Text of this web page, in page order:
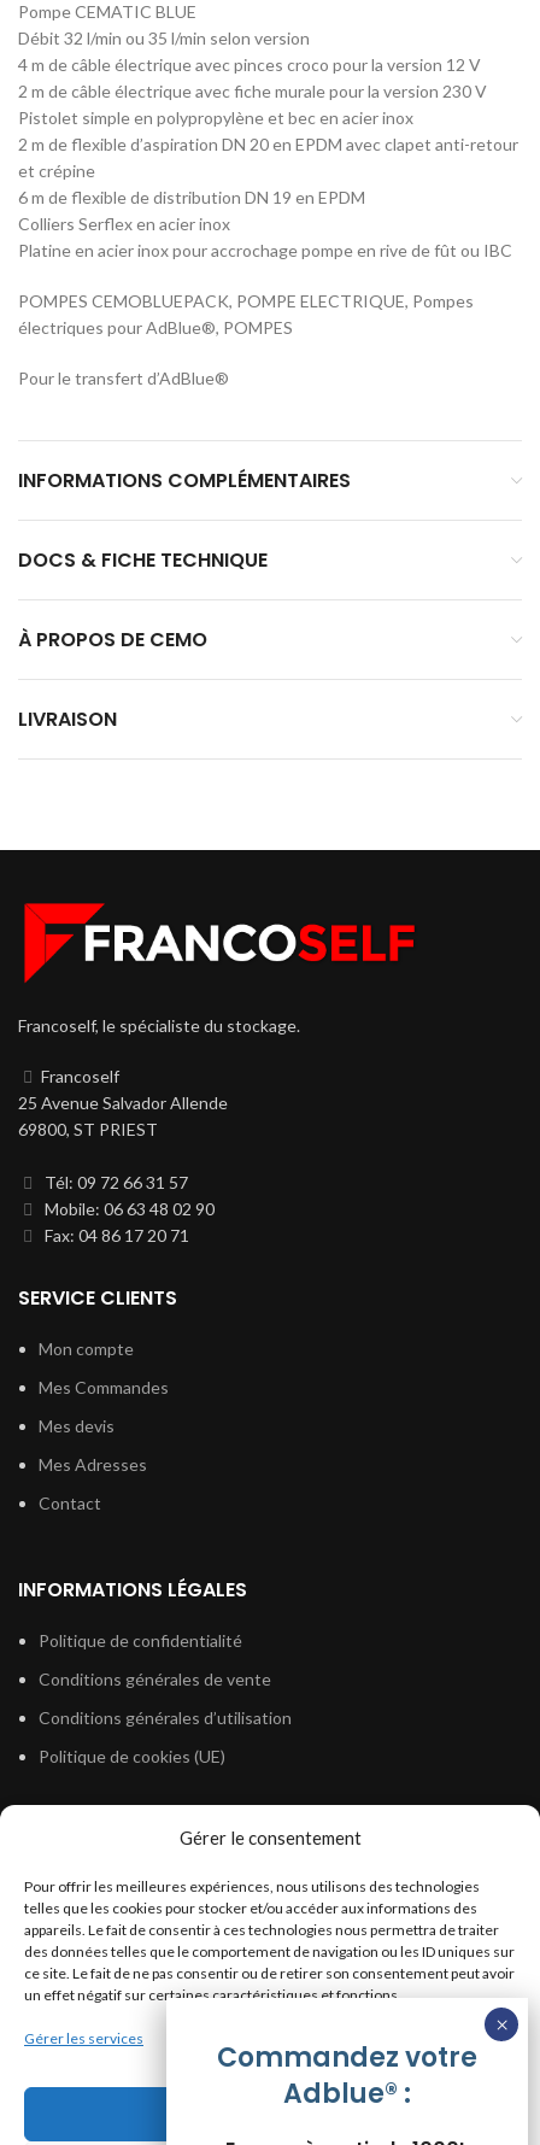
Gérer le consentement
Pour offrir les meilleures expériences, nous utilisons des technologies
telles que les cookies pour stocker et/ou accéder aux informations des
appareils. Le fait de consentir à ces technologies nous permettra de traiter
des données telles que le comportement de navigation ou les ID uniques sur
ce site. Le fait de ne pas consentir ou de retirer son consentement peut avoir
un effet négatif sur certaines caractéristiques et fonctions.
Gérer les services
Pompe CEMATIC BLUE
Débit 32 l/min ou 35 l/min selon version
4 m de câble électrique avec pinces croco pour la version 12 V
2 m de câble électrique avec fiche murale pour la version 230 V
Pistolet simple en polypropylène et bec en acier inox
2 m de flexible d’aspiration DN 20 en EPDM avec clapet anti-retour
et crépine
6 m de flexible de distribution DN 19 en EPDM
Colliers Serflex en acier inox
Platine en acier inox pour accrochage pompe en rive de fût ou IBC
POMPES CEMOBLUEPACK, POMPE ELECTRIQUE, Pompes
électriques pour AdBlue®, POMPES
Pour le transfert d’AdBlue®
INFORMATIONS COMPLÉMENTAIRES
DOCS & FICHE TECHNIQUE
À PROPOS DE CEMO
LIVRAISON
Francoself, le spécialiste du stockage.
Francoself
25 Avenue Salvador Allende
69800, ST PRIEST
Tél: 09 72 66 31 57
Mobile: 06 63 48 02 90
Fax: 04 86 17 20 71
SERVICE CLIENTS
Mon compte
Mes Commandes
Mes devis
Mes Adresses
Contact
INFORMATIONS LÉGALES
Politique de confidentialité
Conditions générales de vente
Conditions générales d’utilisation
Politique de cookies (UE)
Législation Gasoil Fioul GNR
Législation Essence
Législation Adblue
Législation Eau
Législation Lubrifiant
Législation Phytosanitaire
Commandez votre
Adblue® :